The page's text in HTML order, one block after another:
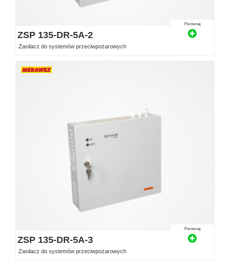
Porównaj
ZSP 135-DR-5A-2
Zasilacz do systemów przeciwpożarowych
Porównaj
ZSP 135-DR-5A-3
Zasilacz do systemów przeciwpożarowych